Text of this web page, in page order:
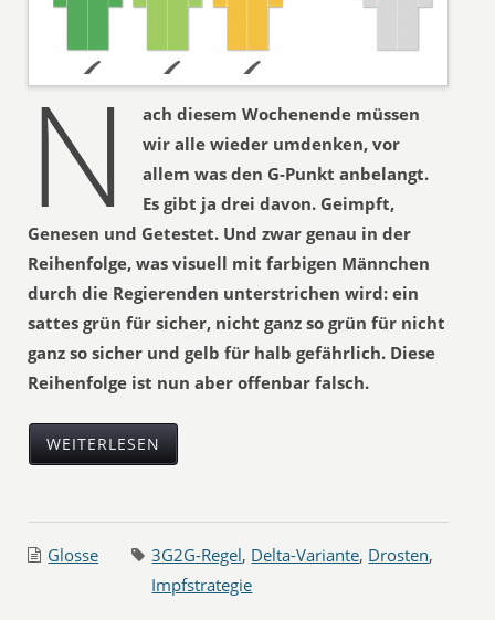
N
ach diesem Wochenende müssen
wir alle wieder umdenken, vor
allem was den G-Punkt anbelangt.
Es gibt ja drei davon. Geimpft,
Genesen und Getestet. Und zwar genau in der
Reihenfolge, was visuell mit farbigen Männchen
durch die Regierenden unterstrichen wird: ein
sattes grün für sicher, nicht ganz so grün für nicht
ganz so sicher und gelb für halb gefährlich. Diese
Reihenfolge ist nun aber offenbar falsch.
WEITERLESEN
Glosse 3G2G-Regel, Delta-Variante, Drosten,
Impfstrategie